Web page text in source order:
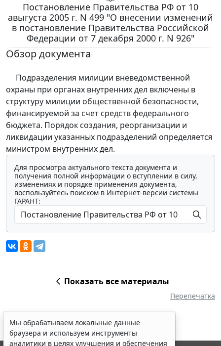
Постановление Правительства РФ от 10
авыгуста 2005 г. N 499 "О внесении изменений
в постановление Правительства Российской
Федерации от 7 декабря 2000 г. N 926"
Обзор документа
Подразделения милиции вневедомственной
охраны при органах внутренних дел включены в
структуру милиции общественной безопасности,
финансируемой за счет средств федерального
бюджета. Порядок создания, реорганизации и
ликвидации указанных подразделений определяется
министром внутренних дел.
Для просмотра актуального текста документа и
получения полной информации о вступлении в силу,
изменениях и порядке применения документа,
воспользуйтесь поиском в Интернет-версии системы
ГАРАНТ:
Показать все материалы
Перепечатка
Мы обрабатываем локальные данные
браузера и используем инструменты
аналитики в целях улучшения и обеспечения